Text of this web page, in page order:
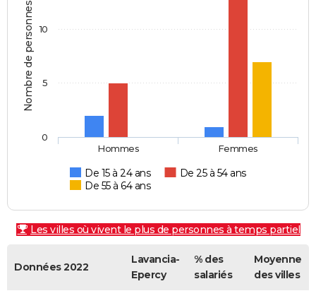
Nombre de personnes
De 15 à 24 ans
De 25 à 54 ans
De 55 à 64 ans
Hommes Femmes
0
5
10
Les villes où vivent le plus de personnes à temps partiel
Données 2022
Lavancia-
Epercy
% des
salariés
Moyenne
des villes